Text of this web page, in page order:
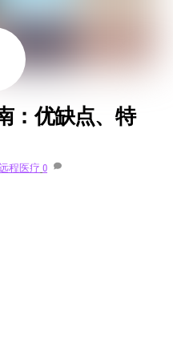
：优缺点、特
程医疗 0